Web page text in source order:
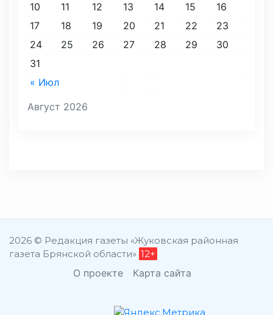
Август 2026
« Июл
10
11 12 13 14 15
16
17
18 19 20 21 22
23
24
25 26 27 28 29
30
31
2026 © Редакция газеты «Жуковская районная
газета Брянской области» 12+
О проекте Карта сайта